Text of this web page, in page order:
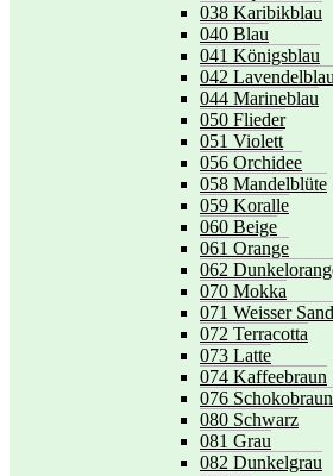
038 Karibikblau
040 Blau
041 Königsblau
042
044 Marineblau
050 Flieder
051 Violett
056 Orchidee
058 Mandelblüte
059 Koralle
060 Beige
061 Orange
062
070 Mokka
071 Weisser Sand
072 Terracotta
073 Latte
074 Kaffeebraun
076 Schokobraun
080 Schwarz
081 Grau
082 Dunkelgrau